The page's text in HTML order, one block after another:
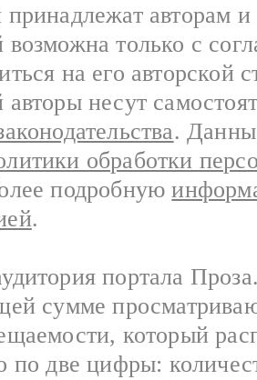
принадлежат авторам
возможна только с
на его авторской
авторы несут
.
обработки
подробную
.
портала
сумме
который
по две цифры: